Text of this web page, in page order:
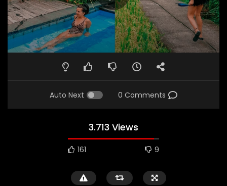
Auto Next 0 Comments
3.713 Views
161 9